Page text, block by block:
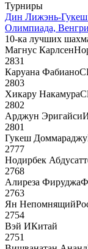
Турниры
Дин Лижэнь-Гукеш
Олимпиада,
10-ка лучших
Магнус Карлсен
2831
Каруана Фабиано
2803
Хикару Накамура
2802
Арджун Эригайси
2801
Гукеш Доммараджу
2777
Нодирбек
2768
Алиреза Фируджа
2763
Ян Непомнящий
2754
Вэй ИКитай
2751